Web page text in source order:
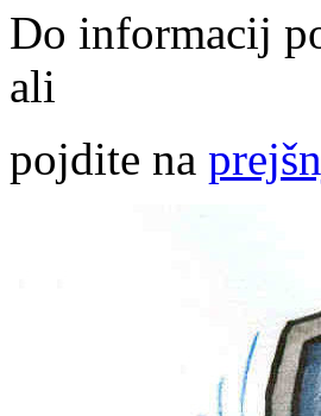
Do informacij
ali
pojdite na